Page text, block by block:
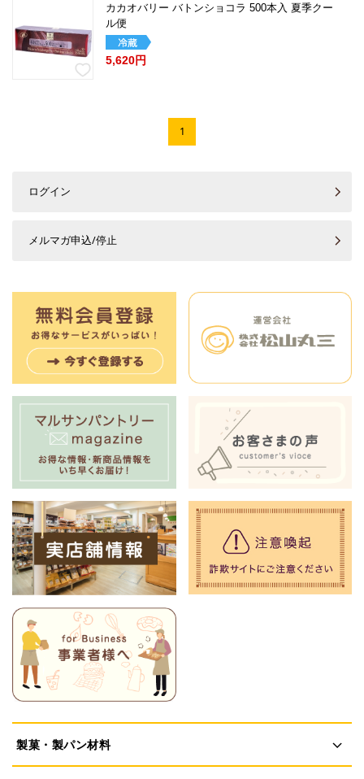
カカオバリー バトンショコラ 500本入 夏季クー
ル便
5,620円
1
ログイン
メルマガ申込/停止
製菓・製パン材料